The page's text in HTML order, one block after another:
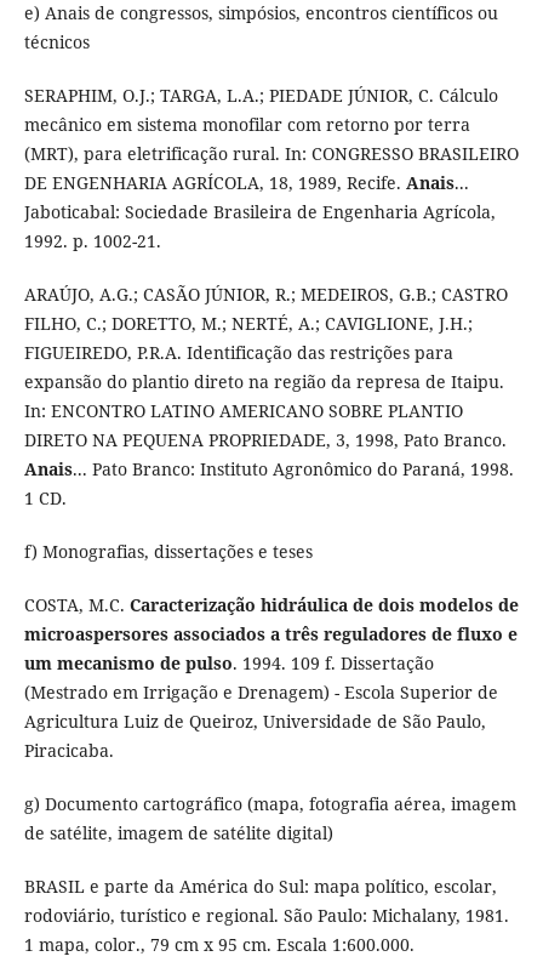
e) Anais de congressos, simpósios, encontros científicos ou
técnicos
SERAPHIM, O.J.; TARGA, L.A.; PIEDADE JÚNIOR, C. Cálculo
mecânico em sistema monofilar com retorno por terra
(MRT), para eletrificação rural. In: CONGRESSO BRASILEIRO
DE ENGENHARIA AGRÍCOLA, 18, 1989, Recife. Anais...
Jaboticabal: Sociedade Brasileira de Engenharia Agrícola,
1992. p. 1002-21.
ARAÚJO, A.G.; CASÃO JÚNIOR, R.; MEDEIROS, G.B.; CASTRO
FILHO, C.; DORETTO, M.; NERTÉ, A.; CAVIGLIONE, J.H.;
FIGUEIREDO, P.R.A. Identificação das restrições para
expansão do plantio direto na região da represa de Itaipu.
In: ENCONTRO LATINO AMERICANO SOBRE PLANTIO
DIRETO NA PEQUENA PROPRIEDADE, 3, 1998, Pato Branco.
Anais... Pato Branco: Instituto Agronômico do Paraná, 1998.
1 CD.
f) Monografias, dissertações e teses
COSTA, M.C. Caracterização hidráulica de dois modelos de
microaspersores associados a três reguladores de fluxo e
um mecanismo de pulso. 1994. 109 f. Dissertação
(Mestrado em Irrigação e Drenagem) - Escola Superior de
Agricultura Luiz de Queiroz, Universidade de São Paulo,
Piracicaba.
g) Documento cartográfico (mapa, fotografia aérea, imagem
de satélite, imagem de satélite digital)
BRASIL e parte da América do Sul: mapa político, escolar,
rodoviário, turístico e regional. São Paulo: Michalany, 1981.
1 mapa, color., 79 cm x 95 cm. Escala 1:600.000.